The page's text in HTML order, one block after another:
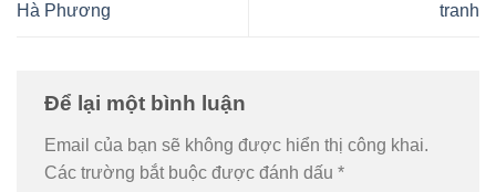
Hà Phương
tranh
Để lại một bình luận
Email của bạn sẽ không được hiển thị công khai.
Các trường bắt buộc được đánh dấu *